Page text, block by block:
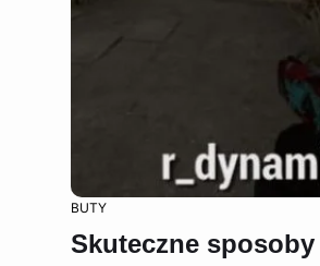
BUTY
Skuteczne